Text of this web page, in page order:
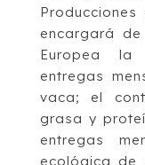
encargará
Europea la
entregas
vaca; el
grasa y
entregas
ecológica de